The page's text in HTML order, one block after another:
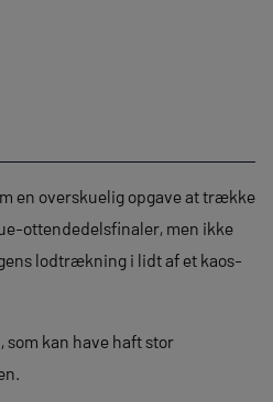
en overskuelig opgave at trække
ottendedelsfinaler, men ikke
lodtrækning i lidt af et kaos-
som kan have haft stor